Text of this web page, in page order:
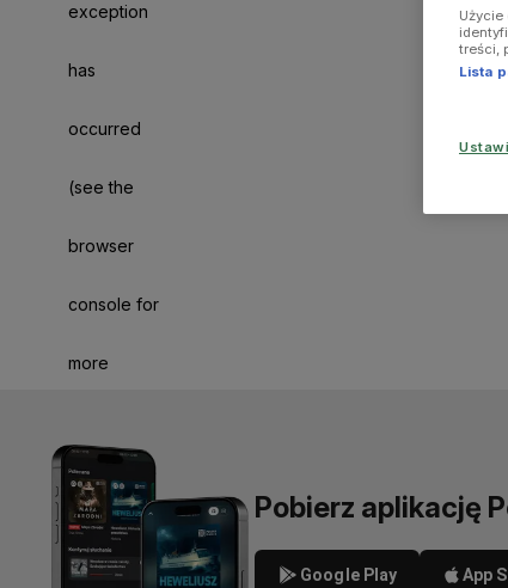
exception
has
occurred
(see the
browser
console for
more
Pobierz aplikację
Google Play App
treści,
Lista